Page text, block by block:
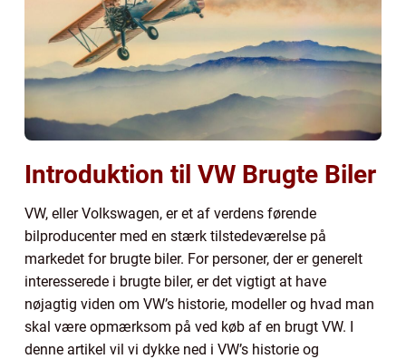
Introduktion til VW Brugte Biler
VW, eller Volkswagen, er et af verdens førende
bilproducenter med en stærk tilstedeværelse på
markedet for brugte biler. For personer, der er generelt
interesserede i brugte biler, er det vigtigt at have
nøjagtig viden om VW’s historie, modeller og hvad man
skal være opmærksom på ved køb af en brugt VW. I
denne artikel vil vi dykke ned i VW’s historie og